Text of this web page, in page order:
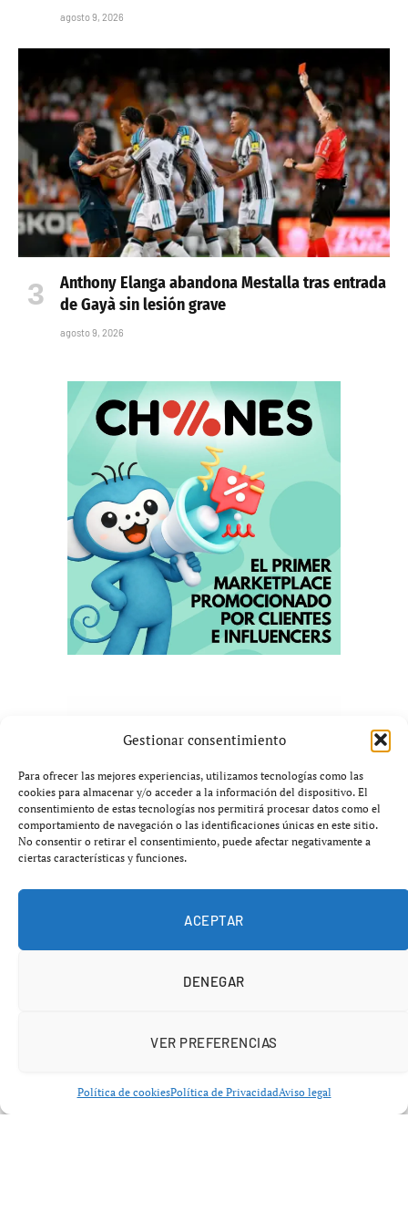
Gestionar consentimiento
Para ofrecer las mejores experiencias, utilizamos tecnologías como las
cookies para almacenar y/o acceder a la información del dispositivo. El
consentimiento de estas tecnologías nos permitirá procesar datos como el
comportamiento de navegación o las identificaciones únicas en este sitio.
No consentir o retirar el consentimiento, puede afectar negativamente a
ciertas características y funciones.
ACEPTAR
DENEGAR
VER PREFERENCIAS
Política de cookiesPolítica de PrivacidadAviso legal
agosto 9, 2026
Anthony Elanga abandona Mestalla tras entrada
de Gayà sin lesión grave
agosto 9, 2026